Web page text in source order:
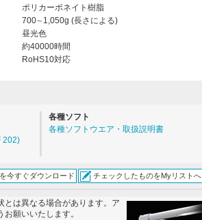
ポリカーボネイト樹脂
700∼1,050g (長さによる)
昼光色
約40000時間
RoHS10対応
202)
各種ソフト
各種ソフトウエア・取扱説明書
今すぐダウンロード チェックしたものをMyリストへ
とは異なる場合があります。ア
願いいたします。